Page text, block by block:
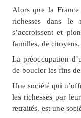
Alors que la
richesses dans le
s’accroissent et
familles, de citoyens.
La préoccupation
de boucler les fins
Une société qui
les richesses par
retraités, est une